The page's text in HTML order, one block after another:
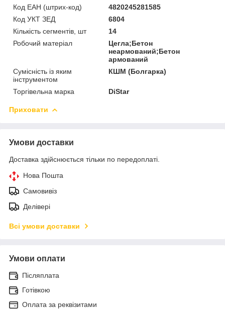
Код ЕАН (штрих-код)
4820245281585
Код УКТ ЗЕД
6804
Кількість сегментів, шт
14
Робочий матеріал
Цегла;Бетон
неармований;Бетон
армований
Сумісність із яким
інструментом
КШМ (Болгарка)
Торгівельна марка DiStar
Приховати
Умови доставки
Доставка здійснюється тільки по передоплаті.
Нова Пошта
Самовивіз
Делівері
Всі умови доставки
Умови оплати
Післяплата
Готівкою
Оплата за реквізитами